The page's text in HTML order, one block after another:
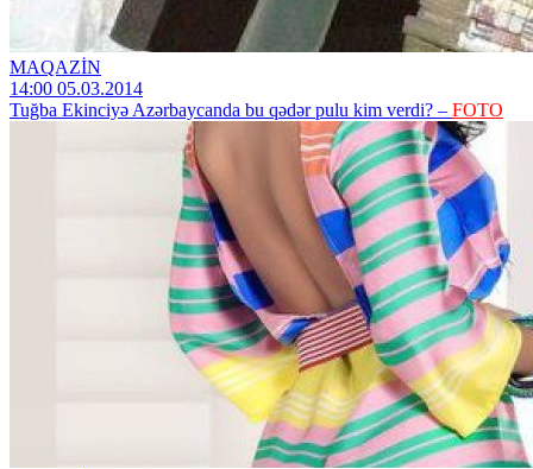
MAQAZİN
14:00 05.03.2014
Tuğba Ekinciyə Azərbaycanda bu qədər pulu kim verdi? – FOTO